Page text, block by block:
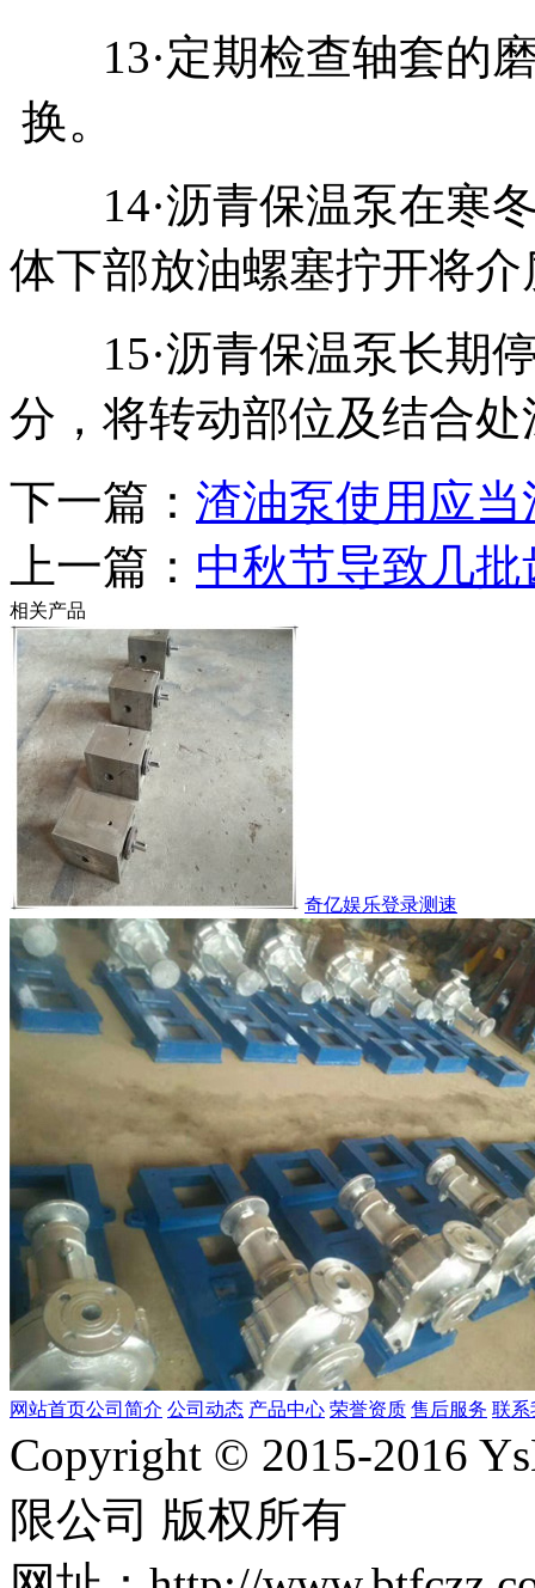
13·定期检查轴套的
换。
14·沥青保温泵在寒冬
体下部放油螺塞拧开将
15·沥青保温泵长期停
分，将转动部位及结合
下一篇： 渣油泵使用应
上一篇： 中秋节导致几
相关产品
奇亿娱乐登录测速
网站首页公司简介 公司动态 产品中心 荣誉资质 售后服务 联系
Copyright © 2015-2016
限公司 版权所有